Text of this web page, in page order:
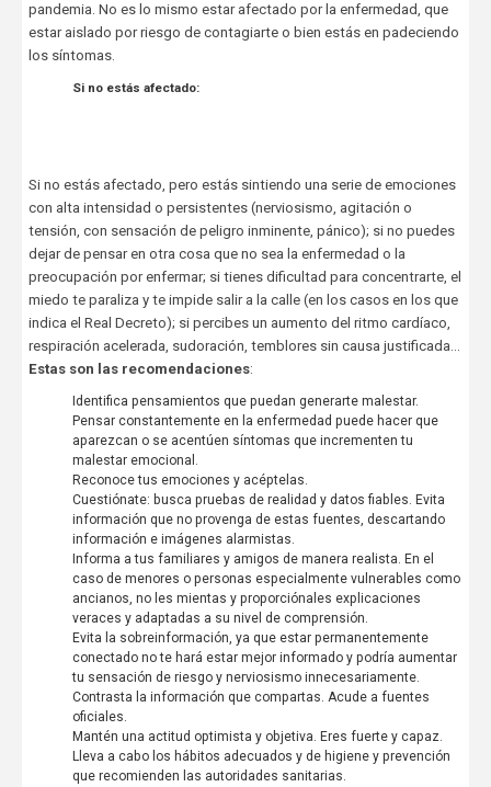
pandemia. No es lo mismo estar afectado por la enfermedad, que
estar aislado por riesgo de contagiarte o bien estás en padeciendo
los síntomas.
Si no estás afectado:
Si no estás afectado, pero estás sintiendo una serie de emociones
con alta intensidad o persistentes (nerviosismo, agitación o
tensión, con sensación de peligro inminente, pánico); si no puedes
dejar de pensar en otra cosa que no sea la enfermedad o la
preocupación por enfermar; si tienes dificultad para concentrarte, el
miedo te paraliza y te impide salir a la calle (en los casos en los que
indica el Real Decreto); si percibes un aumento del ritmo cardíaco,
respiración acelerada, sudoración, temblores sin causa justificada...
Estas son las recomendaciones:
Identifica pensamientos que puedan generarte malestar.
Pensar constantemente en la enfermedad puede hacer que
aparezcan o se acentúen síntomas que incrementen tu
malestar emocional.
Reconoce tus emociones y acéptelas.
Cuestiónate: busca pruebas de realidad y datos fiables. Evita
información que no provenga de estas fuentes, descartando
información e imágenes alarmistas.
Informa a tus familiares y amigos de manera realista. En el
caso de menores o personas especialmente vulnerables como
ancianos, no les mientas y proporciónales explicaciones
veraces y adaptadas a su nivel de comprensión.
Evita la sobreinformación, ya que estar permanentemente
conectado no te hará estar mejor informado y podría aumentar
tu sensación de riesgo y nerviosismo innecesariamente.
Contrasta la información que compartas. Acude a fuentes
oficiales.
Mantén una actitud optimista y objetiva. Eres fuerte y capaz.
Lleva a cabo los hábitos adecuados y de higiene y prevención
que recomienden las autoridades sanitarias.